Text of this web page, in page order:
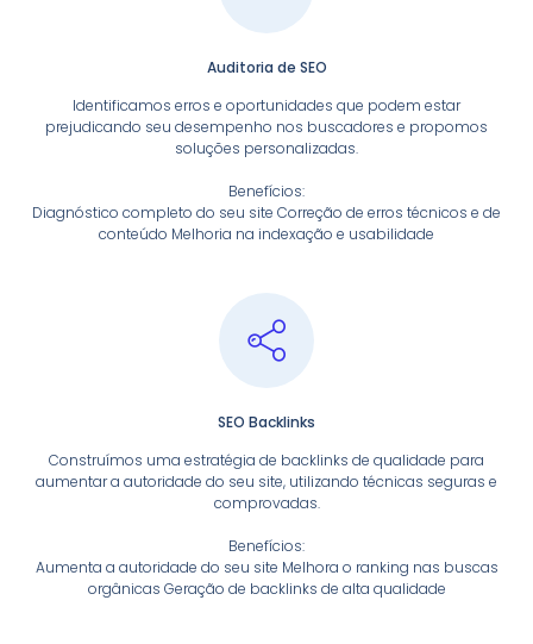
Auditoria de SEO
Identificamos erros e oportunidades que podem estar
prejudicando seu desempenho nos buscadores e propomos
soluções personalizadas.
Benefícios:
Diagnóstico completo do seu site Correção de erros técnicos e de
conteúdo Melhoria na indexação e usabilidade
SEO Backlinks
Construímos uma estratégia de backlinks de qualidade para
aumentar a autoridade do seu site, utilizando técnicas seguras e
comprovadas.
Benefícios:
Aumenta a autoridade do seu site Melhora o ranking nas buscas
orgânicas Geração de backlinks de alta qualidade